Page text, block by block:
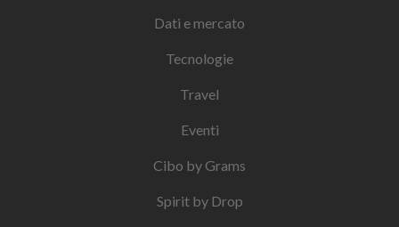
Dati e mercato
Tecnologie
Travel
Eventi
Cibo by Grams
Spirit by Drop